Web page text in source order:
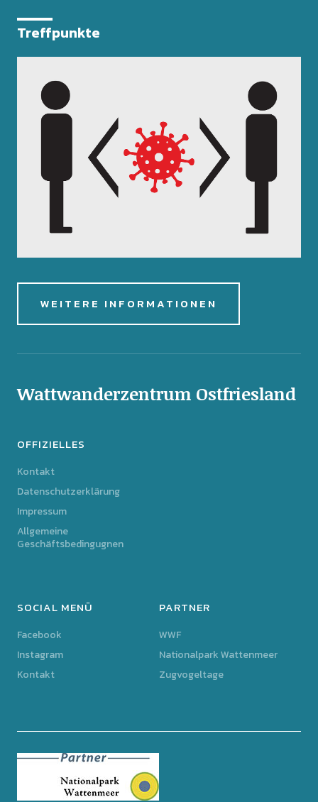
Treffpunkte
WEITERE INFORMATIONEN
Wattwanderzentrum Ostfriesland
OFFIZIELLES
Kontakt
Datenschutzerklärung
Impressum
Allgemeine
Geschäftsbedingugnen
SOCIAL MENÜ
Facebook
Instagram
Kontakt
PARTNER
WWF
Nationalpark Wattenmeer
Zugvogeltage